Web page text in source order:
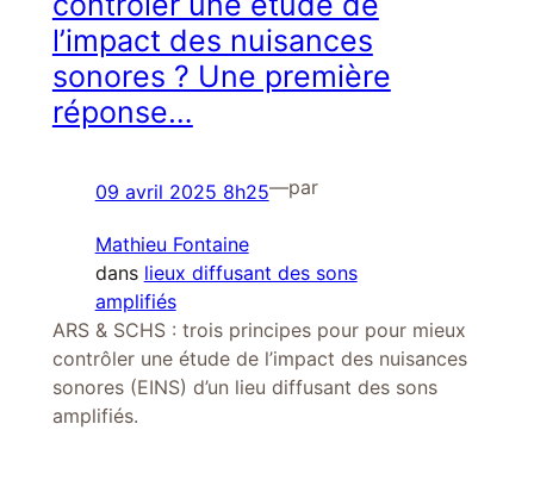
l’impact des nuisances
sonores ? Une première
réponse…
09 avril 2025 8h25—par
Mathieu Fontaine
dans lieux diffusant des sons
amplifiés
ARS & SCHS : trois principes pour pour mieux
contrôler une étude de l’impact des nuisances
sonores (EINS) d’un lieu diffusant des sons
amplifiés.